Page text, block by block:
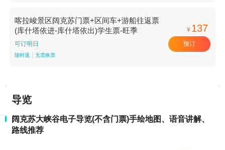
喀拉峻景区阔克苏门票+区间车+游船往返票
(库什塔依进-库什塔依出)学生票-旺季
可订明日
随时退 无需换票
¥ 137
预订
导览
阔克苏大峡谷电子导览(不含门票)手绘地图、语音讲解、
路线推荐